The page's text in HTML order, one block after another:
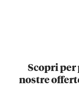
Scopri
nostre